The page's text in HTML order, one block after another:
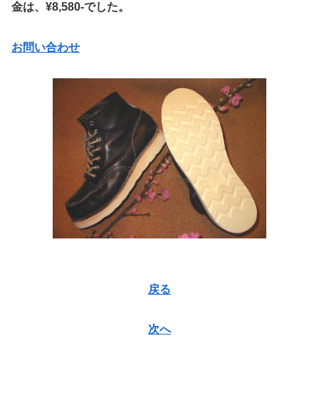
金は、¥8,580-でした。
お問い合わせ
戻る
次へ